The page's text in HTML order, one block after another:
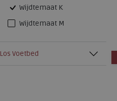
Wijdtemaat K
Wijdtemaat M
Los Voetbed